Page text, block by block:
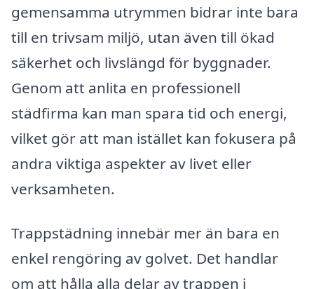
gemensamma utrymmen bidrar inte bara
till en trivsam miljö, utan även till ökad
säkerhet och livslängd för byggnader.
Genom att anlita en professionell
städfirma kan man spara tid och energi,
vilket gör att man istället kan fokusera på
andra viktiga aspekter av livet eller
verksamheten.
Trappstädning innebär mer än bara en
enkel rengöring av golvet. Det handlar
om att hålla alla delar av trappen i